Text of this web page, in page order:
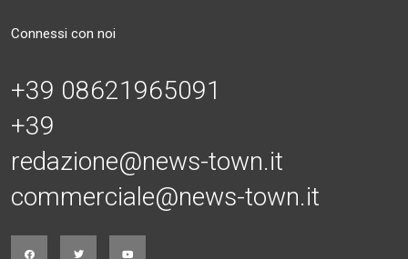
Connessi con noi
+39 08621965091
+39
redazione@news-town.it
commerciale@news-town.it